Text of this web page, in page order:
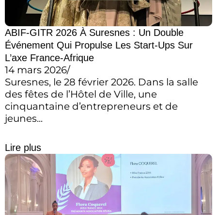
ABIF-GITR 2026 À Suresnes : Un Double
Événement Qui Propulse Les Start-Ups Sur
L’axe France-Afrique
14 mars 2026/
Suresnes, le 28 février 2026. Dans la salle
des fêtes de l’Hôtel de Ville, une
cinquantaine d’entrepreneurs et de
jeunes...
Lire plus